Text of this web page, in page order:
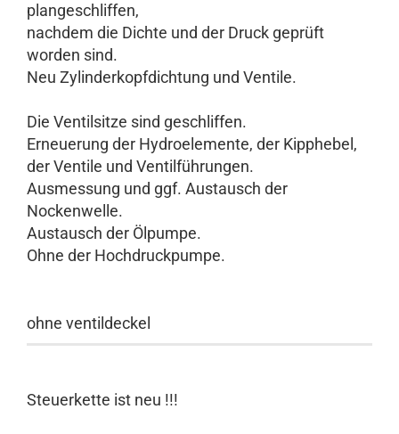
plangeschliffen,
nachdem die Dichte und der Druck geprüft
worden sind.
Neu Zylinderkopfdichtung und Ventile.
Die Ventilsitze sind geschliffen.
Erneuerung der Hydroelemente, der Kipphebel,
der Ventile und Ventilführungen.
Ausmessung und ggf. Austausch der
Nockenwelle.
Austausch der Ölpumpe.
Ohne der Hochdruckpumpe.
ohne ventildeckel
Steuerkette ist neu !!!